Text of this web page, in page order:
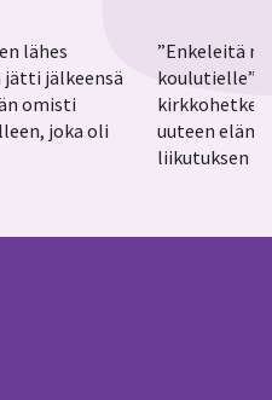
lähes
jätti jälkeensä
omisti
joka oli
”Enkeleitä
koulutielle”–
uuteen
liikutuksen